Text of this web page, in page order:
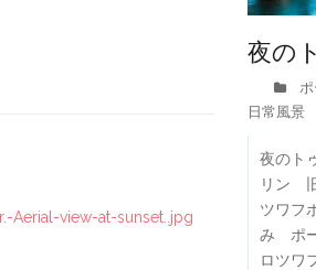
Aerial-view-at-sunset..jpg
夜の
日常風景
夜のト
リン
ツワフ
み ポー
ロツワ